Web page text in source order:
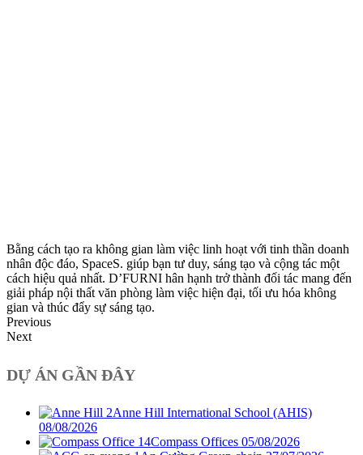
Bằng cách tạo ra không gian làm việc linh hoạt với tinh thần doanh
nhân độc đáo, SpaceS. giúp bạn tư duy, sáng tạo và cộng tác một
cách hiệu quả nhất. D’FURNI hân hạnh trở thành đối tác mang đến
giải pháp nội thất văn phòng làm việc hiện đại, tối ưu hóa không
gian và thúc đẩy sự sáng tạo.
Previous
Next
DỰ ÁN GẦN ĐÂY
Anne Hill International School (AHIS)
08/08/2026
Compass Offices 05/08/2026